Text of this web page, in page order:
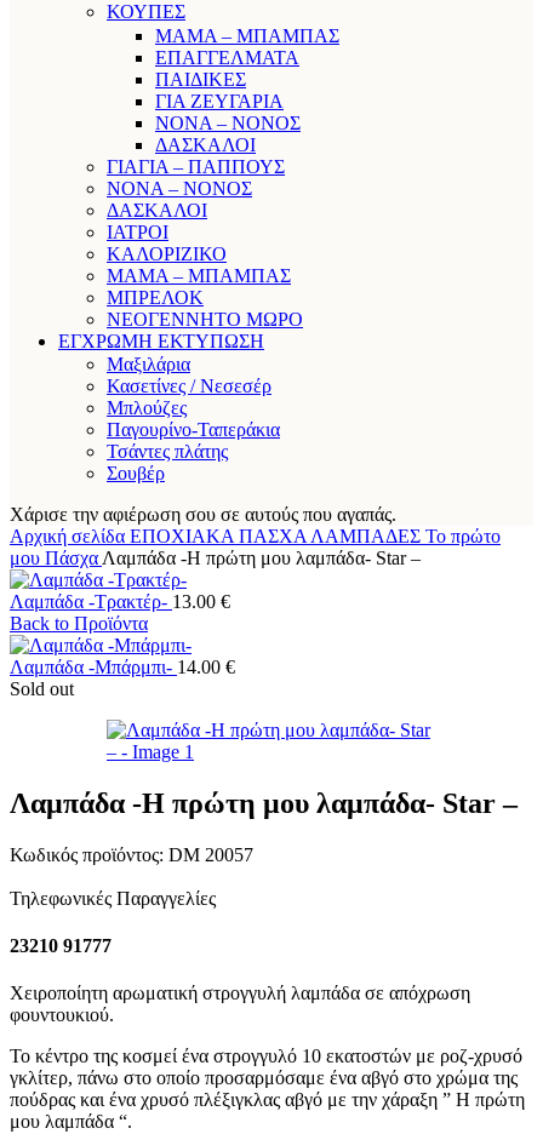
ΚΟΥΠΕΣ
ΜΑΜΑ – ΜΠΑΜΠΑΣ
ΕΠΑΓΓΕΛΜΑΤΑ
ΠΑΙΔΙΚΕΣ
ΓΙΑ ΖΕΥΓΑΡΙΑ
ΝΟΝΑ – ΝΟΝΟΣ
ΔΑΣΚΑΛΟΙ
ΓΙΑΓΙΑ – ΠΑΠΠΟΥΣ
ΝΟΝΑ – ΝΟΝΟΣ
ΔΑΣΚΑΛΟΙ
ΙΑΤΡΟΙ
ΚΑΛΟΡΙΖΙΚΟ
ΜΑΜΑ – ΜΠΑΜΠΑΣ
ΜΠΡΕΛΟΚ
ΝΕΟΓΕΝΝΗΤΟ ΜΩΡΟ
ΕΓΧΡΩΜΗ ΕΚΤΥΠΩΣΗ
Μαξιλάρια
Κασετίνες / Νεσεσέρ
Μπλούζες
Παγουρίνο-Ταπεράκια
Τσάντες πλάτης
Σουβέρ
Χάρισε την αφιέρωση σου σε αυτούς που αγαπάς.
Αρχική σελίδα ΕΠΟΧΙΑΚΑ ΠΑΣΧΑ ΛΑΜΠΑΔΕΣ Το πρώτο
μου Πάσχα Λαμπάδα -Η πρώτη μου λαμπάδα- Star –
Λαμπάδα -Τρακτέρ- 13.00 €
Back to Προϊόντα
Λαμπάδα -Μπάρμπι- 14.00 €
Sold out
Λαμπάδα -Η πρώτη μου λαμπάδα- Star –
Κωδικός προϊόντος: DM 20057
Τηλεφωνικές Παραγγελίες
23210 91777
Χειροποίητη αρωματική στρογγυλή λαμπάδα σε απόχρωση
φουντουκιού.
Το κέντρο της κοσμεί ένα στρογγυλό 10 εκατοστών με ροζ-χρυσό
γκλίτερ, πάνω στο οποίο προσαρμόσαμε ένα αβγό στο χρώμα της
πούδρας και ένα χρυσό πλέξιγκλας αβγό με την χάραξη ” Η πρώτη
μου λαμπάδα “.